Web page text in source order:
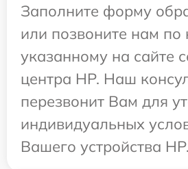
Заполните форму
или позвоните нам по
указанному на сайте
центра HP. Наш
перезвонит Вам для
индивидуальных
Вашего устройства HP.